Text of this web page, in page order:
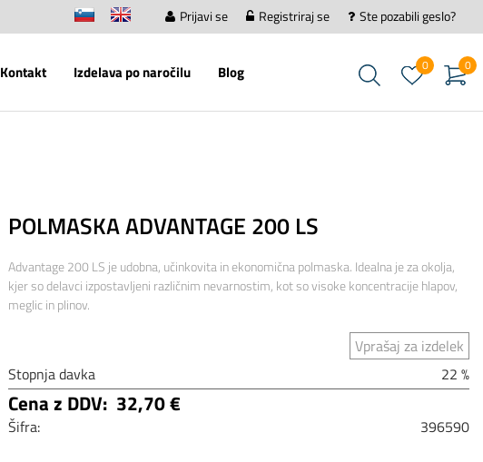
Prijavi se Registriraj se Ste pozabili geslo?
Kontakt Izdelava po naročilu Blog 0
0
POLMASKA ADVANTAGE 200 LS
Advantage 200 LS je udobna, učinkovita in ekonomična polmaska. Idealna je za okolja,
kjer so delavci izpostavljeni različnim nevarnostim, kot so visoke koncentracije hlapov,
meglic in plinov.
Vprašaj za izdelek
Stopnja davka
22 %
Cena z DDV: 32,70 €
Šifra: 396590